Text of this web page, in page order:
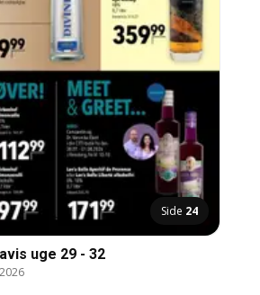
Side 24
uge 29 - 32